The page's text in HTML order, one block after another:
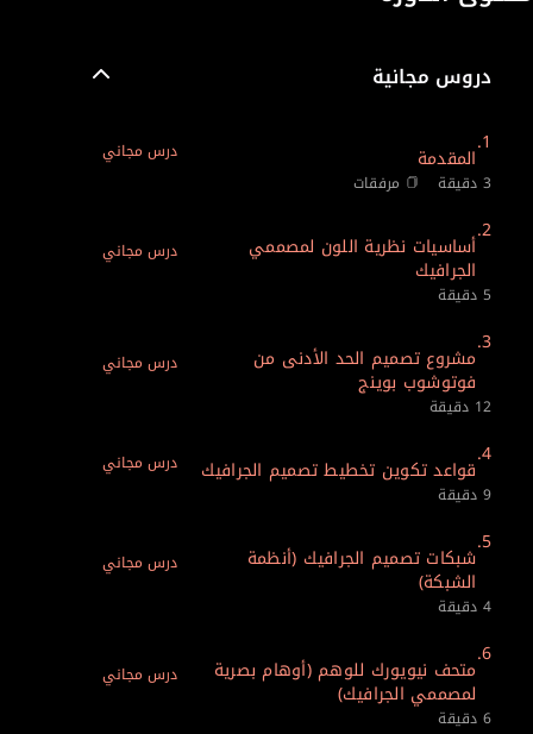
دروس مجانية
1.
المقدمة
درس مجاني
3 دقيقة
مرفقات
2.
أساسيات نظرية اللون لمصممي
الجرافيك
درس مجاني
5 دقيقة
3.
مشروع تصميم الحد الأدنى من
فوتوشوب بوينج
درس مجاني
12 دقيقة
4.
قواعد تكوين تخطيط تصميم الجرافيك
درس مجاني
9 دقيقة
5.
شبكات تصميم الجرافيك (أنظمة
الشبكة)
درس مجاني
4 دقيقة
6.
متحف نيويورك للوهم (أوهام بصرية
لمصممي الجرافيك)
درس مجاني
6 دقيقة